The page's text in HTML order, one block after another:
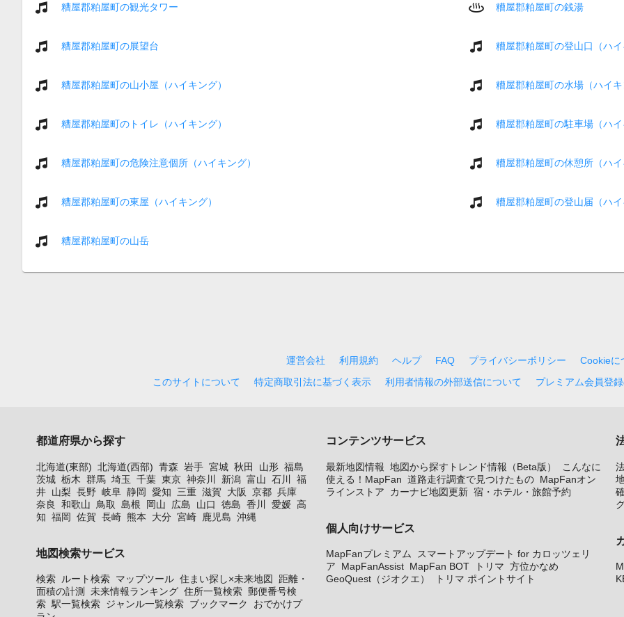
糟屋郡粕屋町の観光タワー 糟屋郡粕屋町の銭湯
糟屋郡粕屋町の展望台 糟屋郡粕屋町の登山口（ハイ
糟屋郡粕屋町の山小屋（ハイキング） 糟屋郡粕屋町の水場（ハイキ
糟屋郡粕屋町のトイレ（ハイキング） 糟屋郡粕屋町の駐車場（ハイ
糟屋郡粕屋町の危険注意個所（ハイキング） 糟屋郡粕屋町の休憩所（ハイ
糟屋郡粕屋町の東屋（ハイキング） 糟屋郡粕屋町の登山届（ハイ
糟屋郡粕屋町の山岳
運営会社 利用規約 ヘルプ FAQ プライバシーポリシー
Cookieに
このサイトについて
特定商取引法に基づく表示 利用者情報の外部送信について プレミアム会員登
都道府県から探す
北海道(東部) 北海道(西部) 青森 岩手 宮城 秋田 山形 福島
茨城 栃木 群馬 埼玉 千葉 東京 神奈川 新潟 富山 石川
福
井 山梨 長野 岐阜 静岡 愛知 三重 滋賀 大阪 京都 兵庫
奈良
和歌山 鳥取 島根 岡山 広島 山口 徳島 香川 愛媛 高
知 福岡 佐賀 長崎 熊本 大分 宮崎 鹿児島 沖縄
地図検索サービス
検索 ルート検索 マップツール 住まい探し×未来地図
距離・
面積の計測
未来情報ランキング 住所一覧検索 郵便番号検
索 駅一覧検索 ジャンル一覧検索 ブックマーク
おでかけプ
コンテンツサービス
最新地図情報 地図から探すトレンド情報（Beta版）
こんなに
使える！MapFan 道路走行調査で見つけたもの MapFanオン
ラインストア
カーナビ地図更新 宿・ホテル・旅館予約
個人向けサービス
MapFanプレミアム
スマートアップデート for カロッツェリ
ア
MapFanAssist MapFan BOT トリマ 方位かなめ
GeoQuest（ジオクエ）
トリマ ポイントサイト